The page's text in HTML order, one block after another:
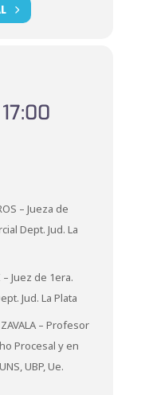
– Jueza de
Dept. Jud. La
– Juez de 1era.
Jud. La Plata
– Profesor
Procesal y en
UBP, Ue.